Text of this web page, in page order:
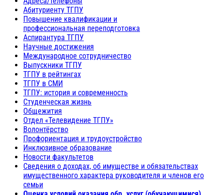
Абитуриенту ТГПУ
Повышение квалификации и
профессиональная переподготовка
Аспирантура ТГПУ
Научные достижения
Международное сотрудничество
Выпускники ТГПУ
ТГПУ в рейтингах
ТГПУ в СМИ
ТГПУ: история и современность
Студенческая жизнь
Общежития
Отдел «Телевидение ТГПУ»
Волонтёрство
Профориентация и трудоустройство
Инклюзивное образование
Новости факультетов
Сведения о доходах, об имуществе и обязательствах
имущественного характера руководителя и членов его
семьи